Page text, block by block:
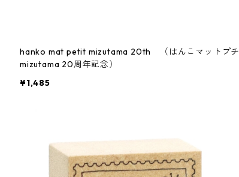
hanko mat petit mizutama 20th （はんこマットプチ
mizutama 20周年記念）
¥1,485